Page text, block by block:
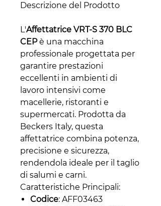
Descrizione del Prodotto
L'Affettatrice VRT-S 370 BLC
CEPè una macchina
professionale progettata per
garantire prestazioni
eccellenti in ambienti di
lavoro intensivi come
macellerie, ristoranti e
supermercati. Prodotta da
Beckers Italy, questa
affettatrice combina potenza,
precisione e sicurezza,
rendendola ideale per il taglio
di salumi e carni.
Caratteristiche Principali:
Codice: AFF03463